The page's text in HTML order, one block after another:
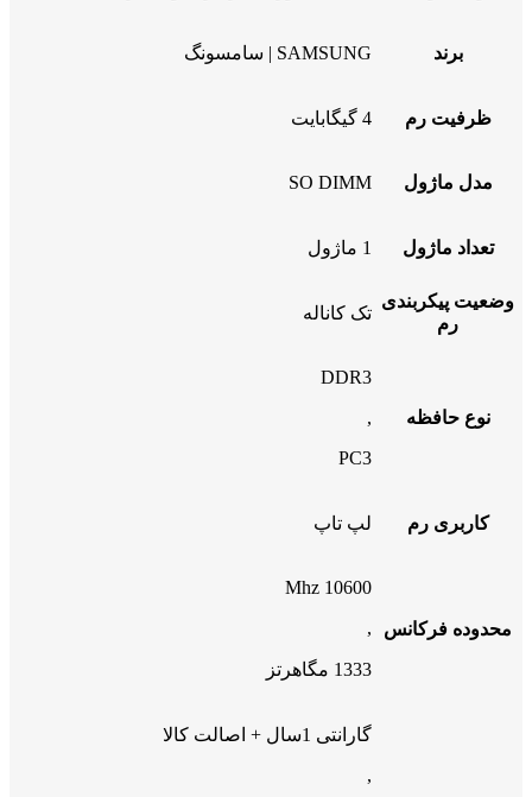
برند SAMSUNG | سامسونگ
ظرفیت رم 4 گیگابایت
مدل ماژول SO DIMM
تعداد ماژول 1 ماژول
وضعیت پیکربندی
رم
تک کاناله
نوع حافظه
DDR3
,
PC3
کاربری رم لپ تاپ
محدوده فرکانس
10600 Mhz
,
1333 مگاهرتز
گارانتی 1سال + اصالت کالا
,